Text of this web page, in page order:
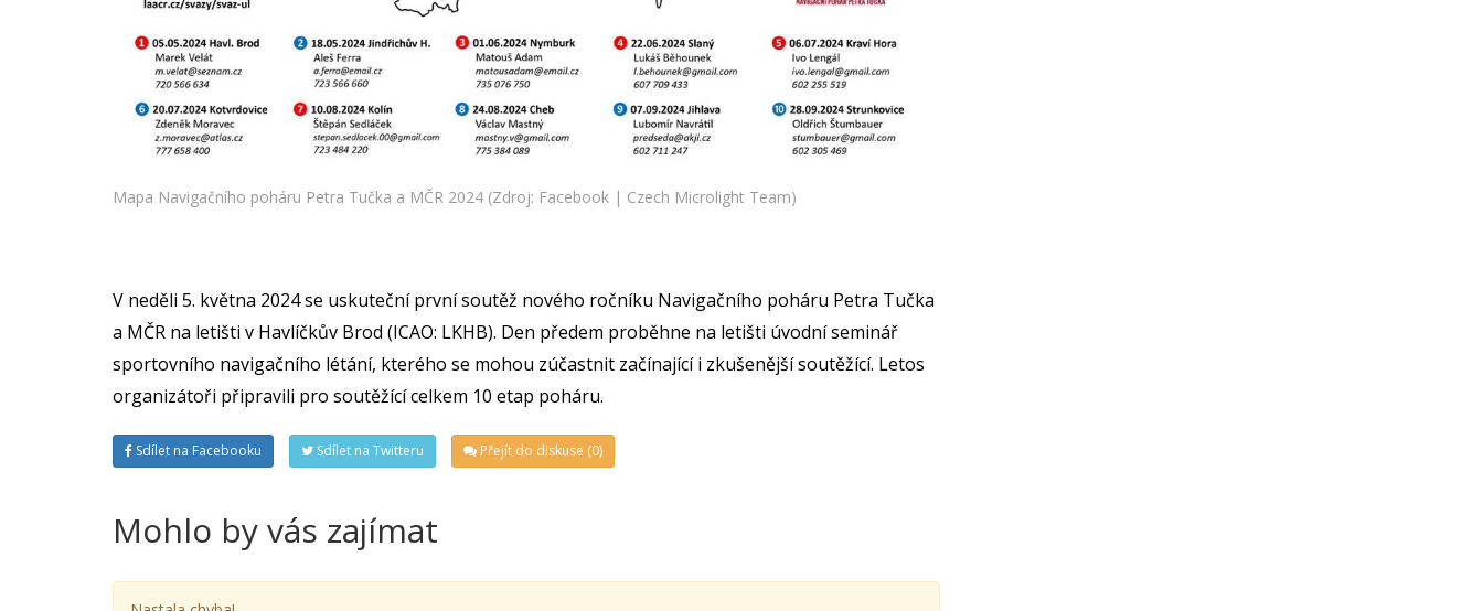
Mapa Navigačního poháru Petra Tučka a MČR 2024 (Zdroj: Facebook | Czech Microlight Team)
V neděli 5. května 2024 se uskuteční první soutěž nového ročníku Navigačního poháru Petra Tučka
a MČR na letišti v Havlíčkův Brod (ICAO: LKHB). Den předem proběhne na letišti úvodní seminář
sportovního navigačního létání, kterého se mohou zúčastnit začínající i zkušenější soutěžící. Letos
organizátoři připravili pro soutěžící celkem 10 etap poháru.
Sdílet na Facebooku Sdílet na Twitteru Přejít do diskuse (0)
Mohlo by vás zajímat